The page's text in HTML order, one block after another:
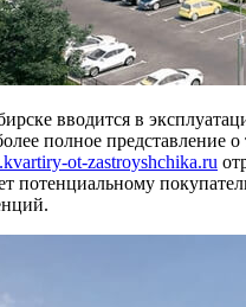
вводится в
полное
ot-zastroyshchika.ru
потенциальному